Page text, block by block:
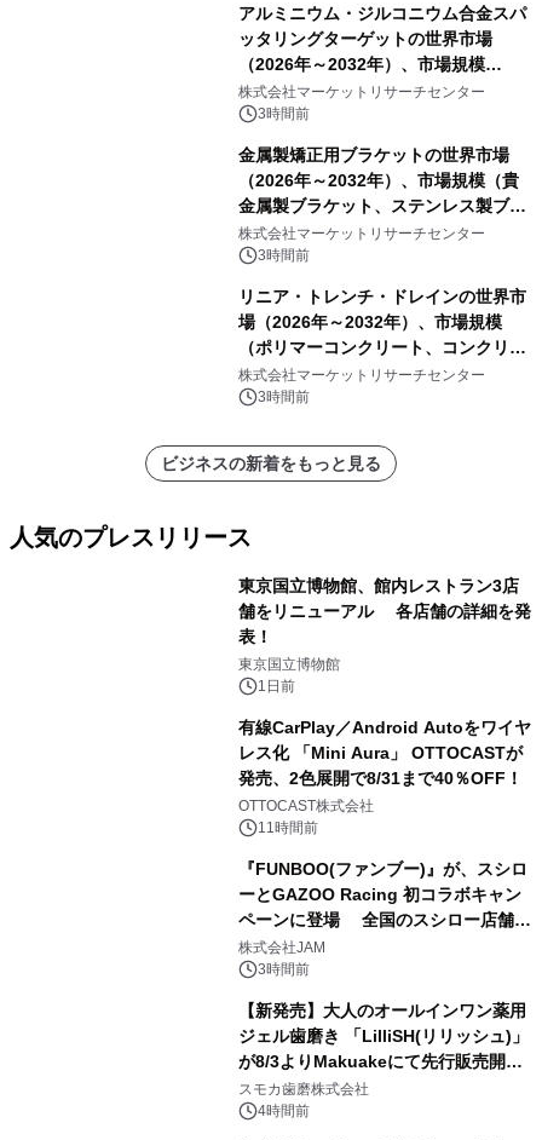
アルミニウム・ジルコニウム合金スパ
ッタリングターゲットの世界市場
（2026年～2032年）、市場規模
（0.995、0.999、その他）・分析レポ
ートを発表
株式会社マーケットリサーチセンター
3時間前
金属製矯正用ブラケットの世界市場
（2026年～2032年）、市場規模（貴
金属製ブラケット、ステンレス製ブラ
ケット、純チタン製ブラケット）・分
析レポートを発表
株式会社マーケットリサーチセンター
3時間前
リニア・トレンチ・ドレインの世界市
場（2026年～2032年）、市場規模
（ポリマーコンクリート、コンクリー
ト、プラスチック、金属）・分析レポ
ートを発表
株式会社マーケットリサーチセンター
3時間前
ビジネスの新着をもっと見る
人気のプレスリリース
東京国立博物館、館内レストラン3店
舗をリニューアル 各店舗の詳細を発
表！
東京国立博物館
1日前
有線CarPlay／Android Autoをワイヤ
レス化 「Mini Aura」 OTTOCASTが
発売、2色展開で8/31まで40％OFF！
OTTOCAST株式会社
11時間前
『FUNBOO(ファンブー)』が、スシロ
ーとGAZOO Racing 初コラボキャン
ペーンに登場 全国のスシロー店舗で
GR 4車種の FUNBOO(ミニカー)付き
メニューが展開されます
株式会社JAM
3時間前
【新発売】大人のオールインワン薬用
ジェル歯磨き 「LilliSH(リリッシュ)」
が8/3よりMakuakeにて先行販売開
始！
スモカ歯磨株式会社
4時間前